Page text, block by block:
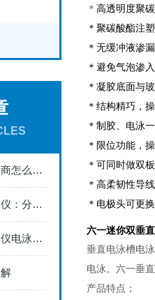
六一电泳仪优质经销商怎么选？信誉好、型号全的供应商推荐
六一琼脂糖水平电泳仪：分子生物学的精密分离工具
实验室水平垂直电泳仪电泳槽的使用注意事项
＊ 高透明度聚
＊聚碳酸酯注
＊无缓冲液渗
＊避免气泡渗
＊凝胶底面与
＊结构精巧，
＊制胶、电泳
＊限位功能，
＊可同时做双
＊高柔韧性导
＊电极头可更
六一迷你双垂
垂直电泳槽电
电泳。六一垂
产品特点；